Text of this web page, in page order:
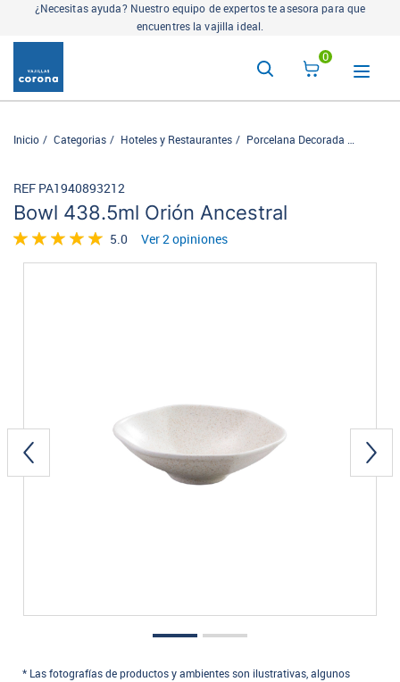
La tienda más completa para la mesa servida. Descubre nuestros
complementos aquí
0
Inicio Categorias Hoteles y Restaurantes Porcelana Decorada
Bowl 438.5ml Orión Ancestral
REF PA1940893212
5.0 Ver 2 opiniones
* Las fotografías de productos y ambientes son ilustrativas, algunos